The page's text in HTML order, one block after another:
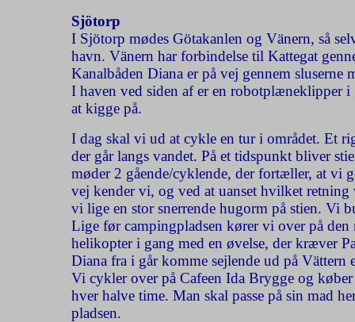
Sjötorp
I Sjötorp mødes Götakanlen og Vänern, så
havn. Vänern har forbindelse til Kattegat
Kanalbåden Diana er på vej gennem sluserne
I haven ved siden af er en robotplæneklipper
at kigge på.
I dag skal vi ud at cykle en tur i området. Et
der går langs vandet. På et tidspunkt bliver
møder 2 gående/cyklende, der fortæller, at vi
vej kender vi, og ved at uanset hvilket
vi lige en stor snerrende hugorm på stien. Vi
Lige før campingpladsen kører vi over på
helikopter i gang med en øvelse, der kræver
Diana fra i går komme sejlende ud på
Vi cykler over på Cafeen Ida Brygge og
hver halve time. Man skal passe på sin mad
pladsen.